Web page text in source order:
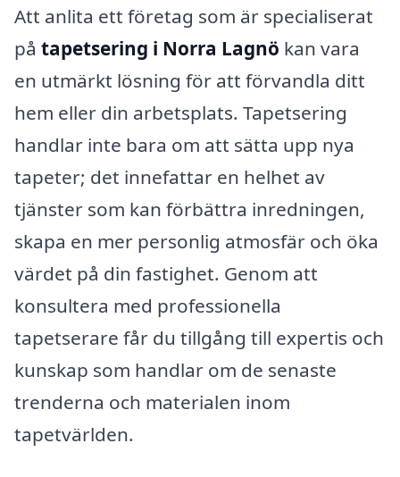
Att anlita ett företag som är specialiserat
på tapetsering i Norra Lagnö kan vara
en utmärkt lösning för att förvandla ditt
hem eller din arbetsplats. Tapetsering
handlar inte bara om att sätta upp nya
tapeter; det innefattar en helhet av
tjänster som kan förbättra inredningen,
skapa en mer personlig atmosfär och öka
värdet på din fastighet. Genom att
konsultera med professionella
tapetserare får du tillgång till expertis och
kunskap som handlar om de senaste
trenderna och materialen inom
tapetvärlden.